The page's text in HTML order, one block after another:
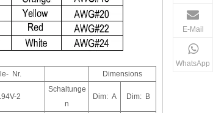
Nr. Dimensions
2
Schaltunge
n
Dim: A Dim: B
E-Mail
WhatsApp